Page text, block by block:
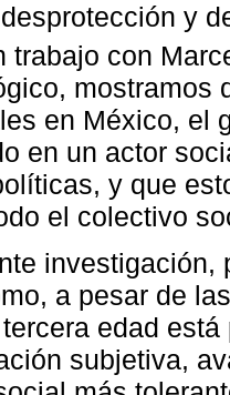
y
trabajo con
mostramos
en México, el
en un actor
y que
el colectivo
a pesar de
edad
subjetiva,